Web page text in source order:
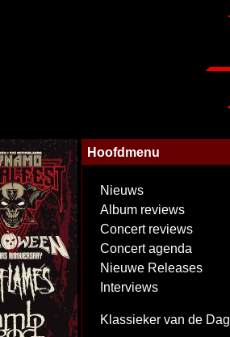
Hoofdmenu
Nieuws
Album reviews
Concert reviews
Concert agenda
Nieuwe Releases
Interviews
Klassieker van de Dag